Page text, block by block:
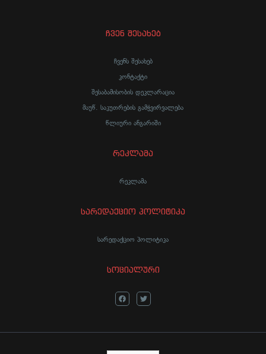
ჩვენ შესახებ
ჩვენს შესახებ
კონტაქტი
შესაბამისობის დეკლარაცია
მაუწ. საკუთრების გამჭვირვალება
წლიური ანგარიში
რეკლამა
რეკლამა
სარედაქციო პოლიტიკა
სარედაქციო პოლიტიკა
სოციალური